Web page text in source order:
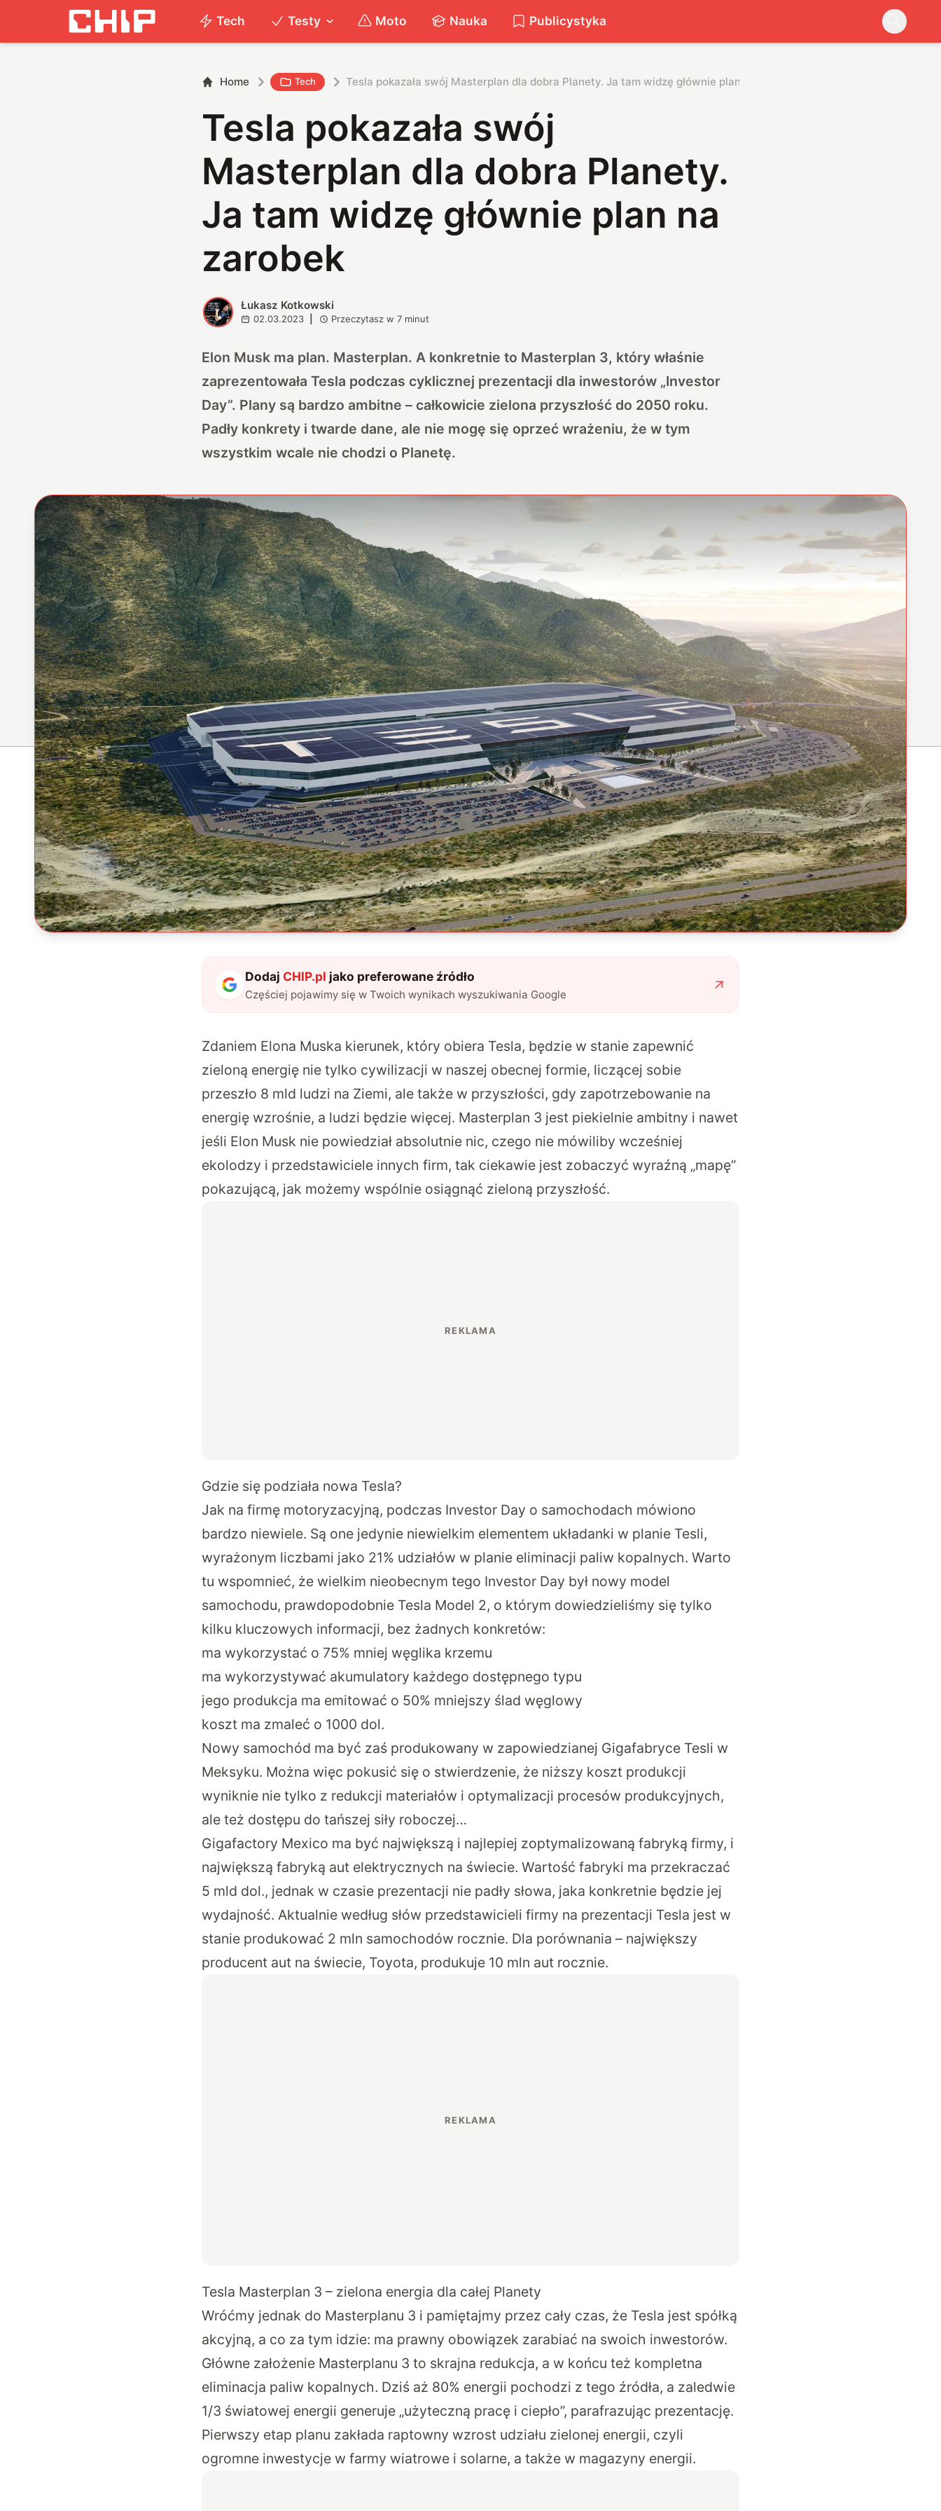
Tech Testy Moto Nauka Publicystyka
Home Tech Tesla pokazała swój Masterplan dla dobra Planety. Ja tam widzę głównie plan na zarobek
Tesla pokazała swój
Masterplan dla dobra Planety.
Ja tam widzę głównie plan na
zarobek
Ł Łukasz Kotkowski
02.03.2023 Przeczytasz w7 minut
Elon Musk ma plan. Masterplan. A konkretnie to Masterplan 3, który właśnie
zaprezentowała Tesla podczas cyklicznej prezentacji dla inwestorów „Investor
Day”. Plany są bardzo ambitne – całkowicie zielona przyszłość do 2050 roku.
Padły konkrety i twarde dane, ale nie mogę się oprzeć wrażeniu, że w tym
wszystkim wcale nie chodzi o Planetę.
Dodaj CHIP.pl jako preferowane źródło
Częściej pojawimy się w Twoich wynikach wyszukiwania Google
Zdaniem Elona Muska kierunek, który obiera Tesla, będzie w stanie zapewnić
zieloną energię nie tylko cywilizacji w naszej obecnej formie, liczącej sobie
przeszło 8 mld ludzi na Ziemi, ale także w przyszłości, gdy zapotrzebowanie na
energię wzrośnie, a ludzi będzie więcej. Masterplan 3 jest piekielnie ambitny i nawet
jeśli Elon Musk nie powiedział absolutnie nic, czego nie mówiliby wcześniej
ekolodzy i przedstawiciele innych firm, tak ciekawie jest zobaczyć wyraźną „mapę”
pokazującą, jak możemy wspólnie osiągnąć zieloną przyszłość.
Gdzie się podziała nowa Tesla?
Jak na firmę motoryzacyjną, podczas Investor Day o samochodach mówiono
bardzo niewiele. Są one jedynie niewielkim elementem układanki w planie Tesli,
wyrażonym liczbami jako 21% udziałów w planie eliminacji paliw kopalnych. Warto
tu wspomnieć, że wielkim nieobecnym tego Investor Day był nowy model
samochodu, prawdopodobnie Tesla Model 2, o którym dowiedzieliśmy się tylko
kilku kluczowych informacji, bez żadnych konkretów:
ma wykorzystać o 75% mniej węglika krzemu
ma wykorzystywać akumulatory każdego dostępnego typu
jego produkcja ma emitować o 50% mniejszy ślad węglowy
koszt ma zmaleć o 1000 dol.
Nowy samochód ma być zaś produkowany w zapowiedzianej Gigafabryce Tesli w
Meksyku. Można więc pokusić się o stwierdzenie, że niższy koszt produkcji
wyniknie nie tylko z redukcji materiałów i optymalizacji procesów produkcyjnych,
ale też dostępu do tańszej siły roboczej…
Gigafactory Mexico ma być największą i najlepiej zoptymalizowaną fabryką firmy, i
największą fabryką aut elektrycznych na świecie. Wartość fabryki ma przekraczać
5 mld dol., jednak w czasie prezentacji nie padły słowa, jaka konkretnie będzie jej
wydajność. Aktualnie według słów przedstawicieli firmy na prezentacji Tesla jest w
stanie produkować 2 mln samochodów rocznie. Dla porównania – największy
producent aut na świecie, Toyota, produkuje 10 mln aut rocznie.
Tesla Masterplan 3 – zielona energia dla całej Planety
Wróćmy jednak do Masterplanu 3 i pamiętajmy przez cały czas, że Tesla jest spółką
akcyjną, a co za tym idzie: ma prawny obowiązek zarabiać na swoich inwestorów.
Główne założenie Masterplanu 3 to skrajna redukcja, a w końcu też kompletna
eliminacja paliw kopalnych. Dziś aż 80% energii pochodzi z tego źródła, a zaledwie
1/3 światowej energii generuje „użyteczną pracę i ciepło”, parafrazując prezentację.
Pierwszy etap planu zakłada raptowny wzrost udziału zielonej energii, czyli
ogromne inwestycje w farmy wiatrowe i solarne, a także w magazyny energii.